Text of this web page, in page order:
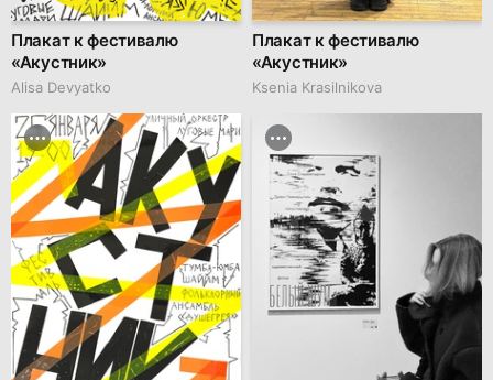
Плакат к фестивалю
«Акустник»
Alisa Devyatko
Плакат к фестивалю
«Акустник»
Ksenia Krasilnikova